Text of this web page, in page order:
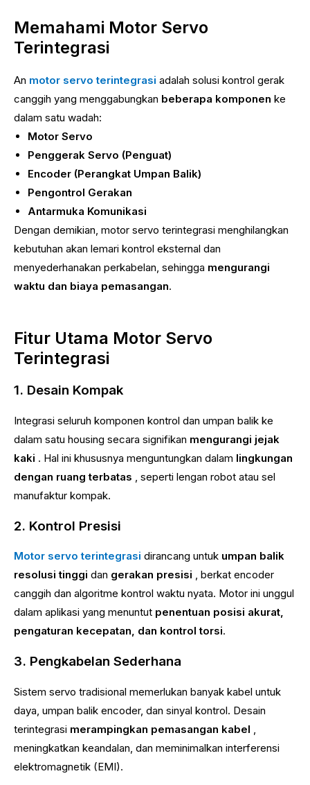
Memahami Motor Servo
Terintegrasi
An motor servo terintegrasi adalah solusi kontrol gerak
canggih yang menggabungkan beberapa komponen ke
dalam satu wadah:
Motor Servo
Penggerak Servo (Penguat)
Encoder (Perangkat Umpan Balik)
Pengontrol Gerakan
Antarmuka Komunikasi
Dengan demikian, motor servo terintegrasi menghilangkan
kebutuhan akan lemari kontrol eksternal dan
menyederhanakan perkabelan, sehingga mengurangi
waktu dan biaya pemasangan.
Fitur Utama Motor Servo
Terintegrasi
1. Desain Kompak
Integrasi seluruh komponen kontrol dan umpan balik ke
dalam satu housing secara signifikan mengurangi jejak
kaki . Hal ini khususnya menguntungkan dalam lingkungan
dengan ruang terbatas , seperti lengan robot atau sel
manufaktur kompak.
2. Kontrol Presisi
Motor servo terintegrasi dirancang untuk umpan balik
resolusi tinggi dan gerakan presisi , berkat encoder
canggih dan algoritme kontrol waktu nyata. Motor ini unggul
dalam aplikasi yang menuntut penentuan posisi akurat,
pengaturan kecepatan, dan kontrol torsi.
3. Pengkabelan Sederhana
Sistem servo tradisional memerlukan banyak kabel untuk
daya, umpan balik encoder, dan sinyal kontrol. Desain
terintegrasi merampingkan pemasangan kabel ,
meningkatkan keandalan, dan meminimalkan interferensi
elektromagnetik (EMI).